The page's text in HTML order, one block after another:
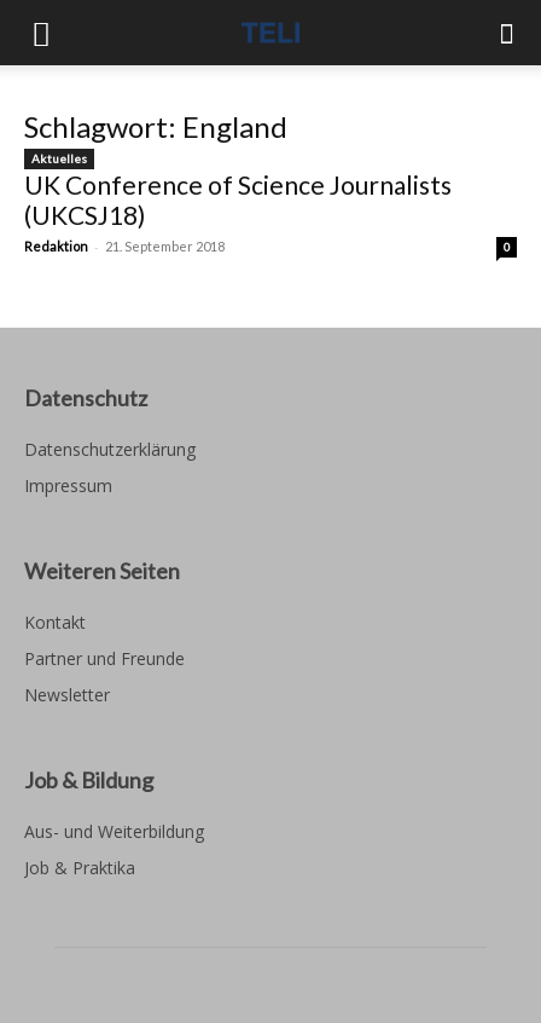
Schlagwort: England
Aktuelles
UK Conference of Science Journalists
(UKCSJ18)
Redaktion - 21. September 2018 0
Datenschutz
Datenschutzerklärung
Impressum
Weiteren Seiten
Kontakt
Partner und Freunde
Newsletter
Job & Bildung
Aus- und Weiterbildung
Job & Praktika